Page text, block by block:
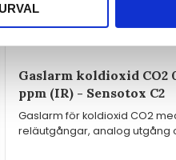
Gaslarm koldioxid CO2
ppm (IR) - Sensotox C2
Gaslarm för koldioxid CO2
reläutgångar, analog utgång